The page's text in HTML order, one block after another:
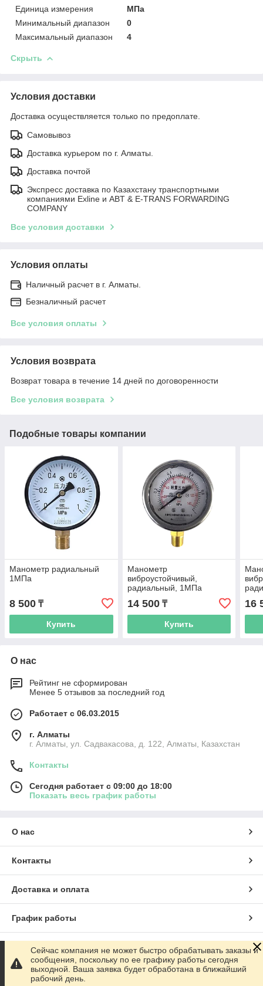
Единица измерения
МПа
Минимальный диапазон
0
Максимальный диапазон
4
Скрыть
Условия доставки
Доставка осуществляется только по предоплате.
Самовывоз
Доставка курьером по г. Алматы.
Доставка почтой
Экспресс доставка по Казахстану транспортными
компаниями Exline и ABT & E-TRANS FORWARDING
COMPANY
Все условия доставки
Условия оплаты
Наличный расчет в г. Алматы.
Безналичный расчет
Все условия оплаты
Условия возврата
Возврат товара в течение 14 дней по договоренности
Все условия возврата
Подобные товары компании
Манометр радиальный
1МПа
8 500 ₸
Купить
Манометр
виброустойчивый,
радиальный, 1МПа
14 500₸
Купить
16
О нас
Рейтинг не сформирован
Менее 5 отзывов за последний год
Работает с 06.03.2015
г. Алматы
г. Алматы, ул. Садвакасова, д. 122, Алматы, Казахстан
Контакты
Сегодня работает с 09:00 до 18:00
Показать весь график работы
О нас
Контакты
Доставка и оплата
График работы
Полная версия сайта
Сайт создан на маркетплейсе Satu.kz
Сейчас компания не может быстро обрабатывать заказы и
сообщения, поскольку по ее графику работы сегодня
выходной. Ваша заявка будет обработана в ближайший
рабочий день.